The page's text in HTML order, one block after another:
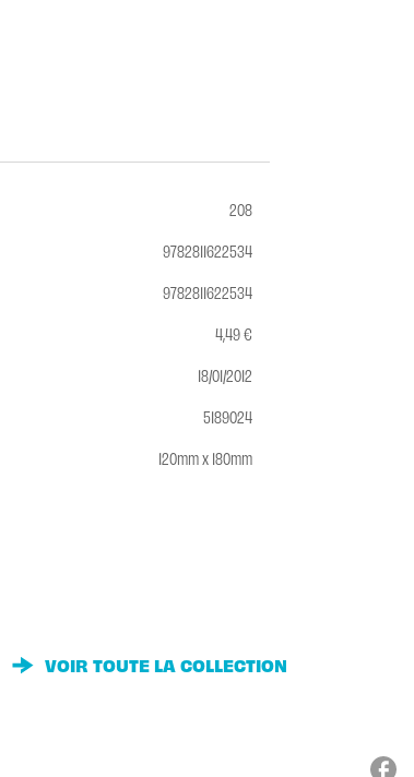
208
9782811622534
9782811622534
4,49 €
18/01/2012
5189024
120mm x 180mm
VOIR TOUTE LA COLLECTION